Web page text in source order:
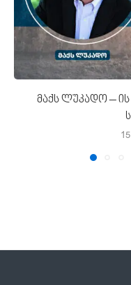
მაქს ლუკადო –